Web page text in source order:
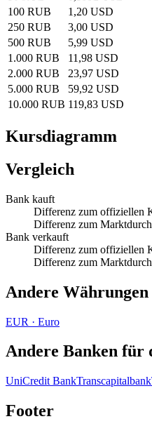
100 RUB
1,20 USD
250 RUB
3,00 USD
500 RUB
5,99 USD
1.000 RUB
11,98 USD
2.000 RUB
23,97 USD
5.000 RUB
59,92 USD
10.000 RUB 119,83 USD
Kursdiagramm
Vergleich
Bank kauft
Differenz zum offiziellen
Differenz zum
Bank verkauft
Differenz zum offiziellen
Differenz zum
Andere
EUR · Euro
Andere Banken für
UniCredit BankTranscapitalbank
Footer